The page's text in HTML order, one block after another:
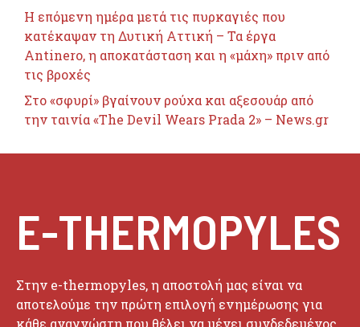
Η επόμενη ημέρα μετά τις πυρκαγιές που
κατέκαψαν τη Δυτική Αττική – Τα έργα
Antinero, η αποκατάσταση και η «μάχη» πριν από
τις βροχές
Στο «σφυρί» βγαίνουν ρούχα και αξεσουάρ από
την ταινία «The Devil Wears Prada 2» – News.gr
E-THERMOPYLES
Στην e-thermopyles, η αποστολή μας είναι να
αποτελούμε την πρώτη επιλογή ενημέρωσης για
κάθε αναγνώστη που θέλει να μένει συνδεδεμένος